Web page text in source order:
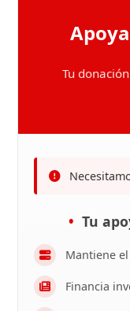
Tu
Tu
Mantiene
Financia